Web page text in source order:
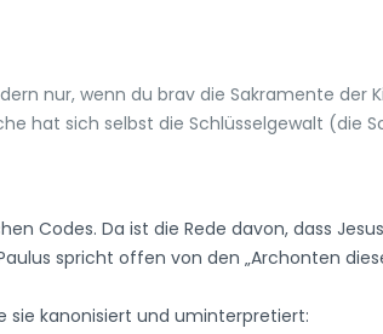
nur, wenn du brav die Sakramente der
hat sich selbst die Schlüsselgewalt (die
Codes. Da ist die Rede davon, dass
spricht offen von den „Archonten
sie kanonisiert und uminterpretiert: